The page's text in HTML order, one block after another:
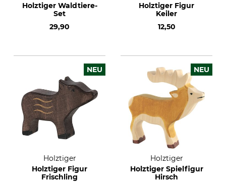
Holztiger Waldtiere-
Set
29,90
Holztiger Figur
Keiler
12,50
NEU
Holztiger
Holztiger Figur
Frischling
NEU
Holztiger
Holztiger Spielfigur
Hirsch